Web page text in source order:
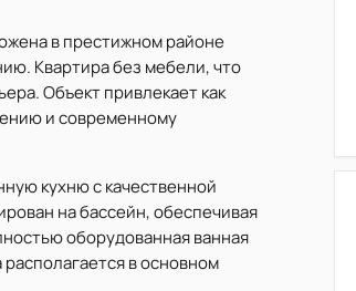
в престижном районе
Квартира без мебели, что
Объект привлекает как
и современному
кухню с качественной
на бассейн, обеспечивая
оборудованная ванная
в основном